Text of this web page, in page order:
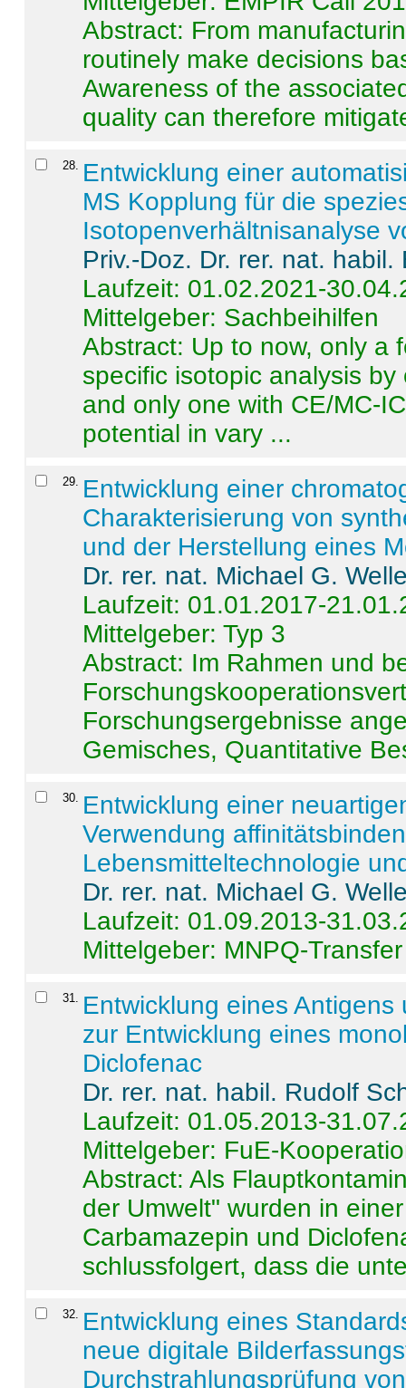
Abstract: From
routinely make decisions
Awareness of the
quality can therefore
28. Entwicklung einer
MS Kopplung für die
Isotopenverhältnisanalyse
Priv.-Doz. Dr. rer. nat.
Laufzeit: 01.02.2021-
Mittelgeber: Sachbeihilfen
Abstract: Up to now, only a
specific isotopic analysis
and only one with CE/MC-
potential in vary ...
29. Entwicklung einer
Charakterisierung von
und der Herstellung eines
Dr. rer. nat. Michael G.
Laufzeit: 01.01.2017-
Mittelgeber: Typ 3
Abstract: Im Rahmen und
Forschungsergebnisse
Gemisches, Quantitative
30. Entwicklung einer
Verwendung
Lebensmitteltechnologie
Dr. rer. nat. Michael G.
Laufzeit: 01.09.2013-
Mittelgeber: MNPQ-Transfer
31. Entwicklung eines
zur Entwicklung eines
Diclofenac
Dr. rer. nat. habil. Rudolf
Laufzeit: 01.05.2013-
Mittelgeber: FuE-
Abstract:Als
der Umwelt" wurden in
Carbamazepin und
schlussfolgert, dass die
32. Entwicklung eines
neue digitale
Durchstrahlungsprüfung